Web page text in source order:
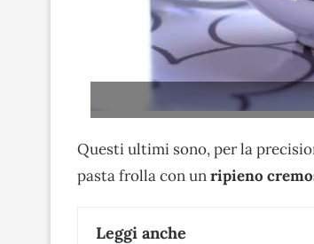
Questi ultimi sono, per la
pasta frolla con unripieno
Leggi anche